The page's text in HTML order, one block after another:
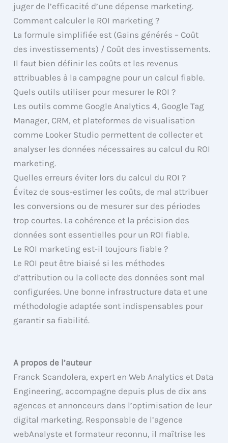
juger de l’efficacité d’une dépense marketing.
Comment calculer le ROI marketing ?
La formule simplifiée est (Gains générés – Coût
des investissements) / Coût des investissements.
Il faut bien définir les coûts et les revenus
attribuables à la campagne pour un calcul fiable.
Quels outils utiliser pour mesurer le ROI ?
Les outils comme Google Analytics 4, Google Tag
Manager, CRM, et plateformes de visualisation
comme Looker Studio permettent de collecter et
analyser les données nécessaires au calcul du ROI
marketing.
Quelles erreurs éviter lors du calcul du ROI ?
Évitez de sous-estimer les coûts, de mal attribuer
les conversions ou de mesurer sur des périodes
trop courtes. La cohérence et la précision des
données sont essentielles pour un ROI fiable.
Le ROI marketing est-il toujours fiable ?
Le ROI peut être biaisé si les méthodes
d’attribution ou la collecte des données sont mal
configurées. Une bonne infrastructure data et une
méthodologie adaptée sont indispensables pour
garantir sa fiabilité.
A propos de l’auteur
Franck Scandolera, expert en Web Analytics et Data
Engineering, accompagne depuis plus de dix ans
agences et annonceurs dans l’optimisation de leur
digital marketing. Responsable de l’agence
webAnalyste et formateur reconnu, il maîtrise les